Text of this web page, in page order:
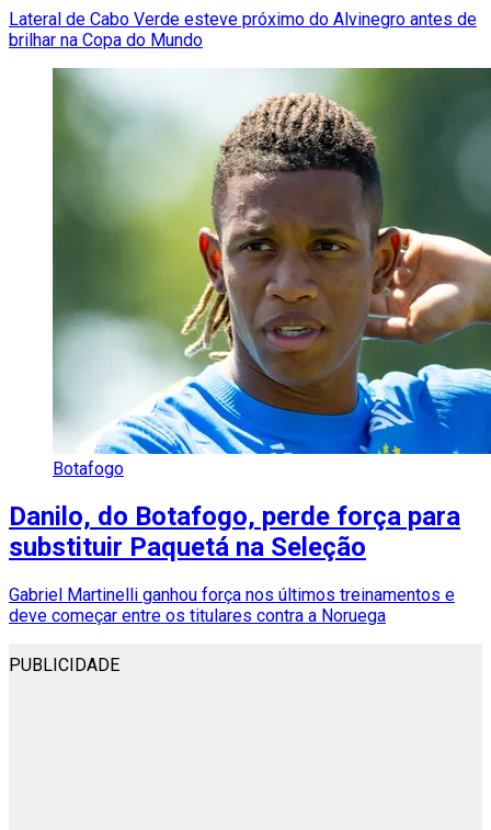
Lateral de Cabo Verde esteve próximo do Alvinegro antes de
brilhar na Copa do Mundo
Botafogo
Danilo, do Botafogo, perde força para
substituir Paquetá na Seleção
Gabriel Martinelli ganhou força nos últimos treinamentos e
deve começar entre os titulares contra a Noruega
PUBLICIDADE